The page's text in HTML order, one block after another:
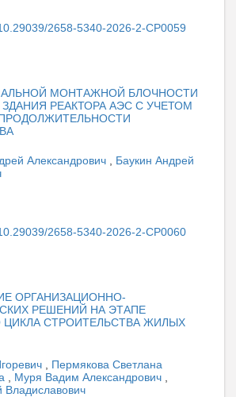
2658-5340-2026-2-CP0059
МОНТАЖНОЙ БЛОЧНОСТИ
РЕАКТОРА АЭС С УЧЕТОМ
Александрович
Баукин Андрей
2658-5340-2026-2-CP0060
ОРГАНИЗАЦИОННО-
РЕШЕНИЙ НА ЭТАПЕ
СТРОИТЕЛЬСТВА ЖИЛЫХ
Пермякова Светлана
Муря Вадим Александрович
Владиславович